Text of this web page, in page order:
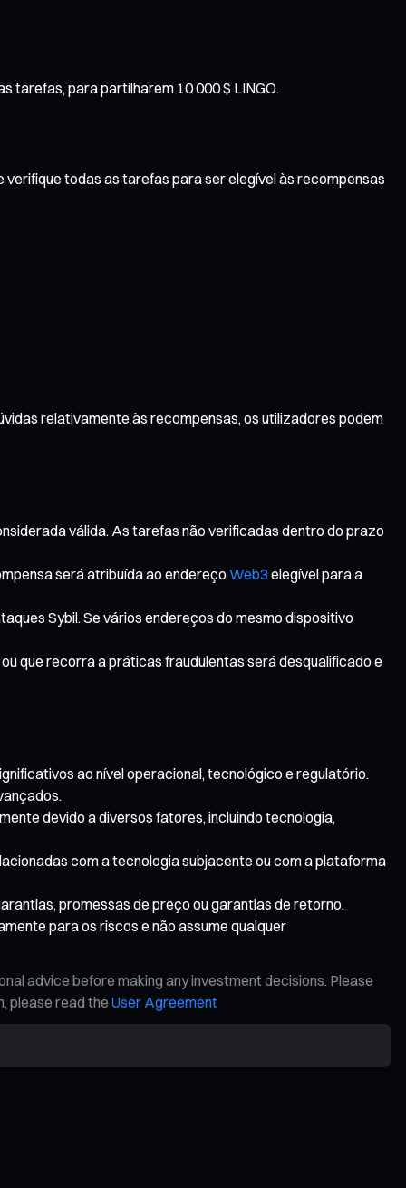
tarefas, para partilharem 10 000 $ LINGO.
verifique todas as tarefas para ser elegível às recompensas
relativamente às recompensas, os utilizadores podem
válida. As tarefas não verificadas dentro do prazo
será atribuída ao endereçoWeb3 elegível para a
Sybil. Se vários endereços do mesmo dispositivo
que recorra a práticas fraudulentas será desqualificado e
ao nível operacional, tecnológico e regulatório.
devido a diversos fatores, incluindo tecnologia,
com a tecnologia subjacente ou com a plataforma
promessas de preço ou garantias de retorno.
para os riscos e não assume qualquer
advice before making any investment decisions. Please
please read the User Agreement